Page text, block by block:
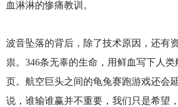
血淋淋的惨痛教训。
波音坠落的背后，除了技术原因，还有
祟。346条无辜的生命，用鲜血写下人
页。航空巨头之间的龟兔赛跑游戏还会
说，谁输谁赢并不重要，我们只是希望